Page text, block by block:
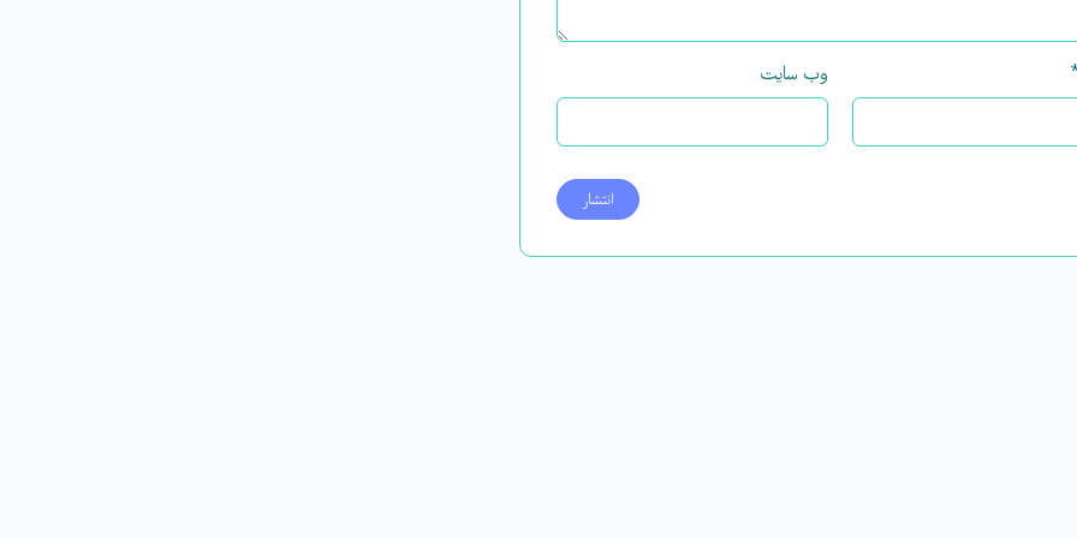
وب‌ سایت